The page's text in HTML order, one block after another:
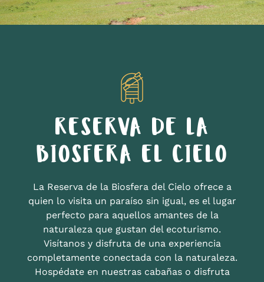
RESERVA DE LA
BIOSFERA EL CIELO
La Reserva de la Biosfera del Cielo ofrece a
quien lo visita un paraíso sin igual, es el lugar
perfecto para aquellos amantes de la
naturaleza que gustan del ecoturismo.
Visítanos y disfruta de una experiencia
completamente conectada con la naturaleza.
Hospédate en nuestras cabañas o disfruta